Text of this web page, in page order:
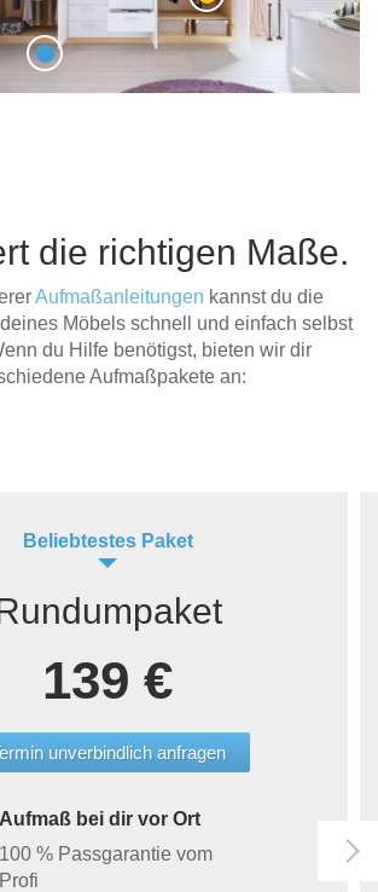
die richtigen Maße.
Aufmaßanleitungen kannst du die
Möbels schnell und einfach selbst
du Hilfe benötigst, bieten wir dir
Aufmaßpakete an:
Beliebtestes Paket
139 €
unverbindlich anfragen
Aufmaß bei dir vor Ort
100 % Passgarantie vom
Profi